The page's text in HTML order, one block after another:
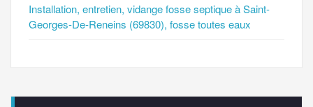
Installation, entretien, vidange fosse septique à Saint-
Georges-De-Reneins (69830), fosse toutes eaux